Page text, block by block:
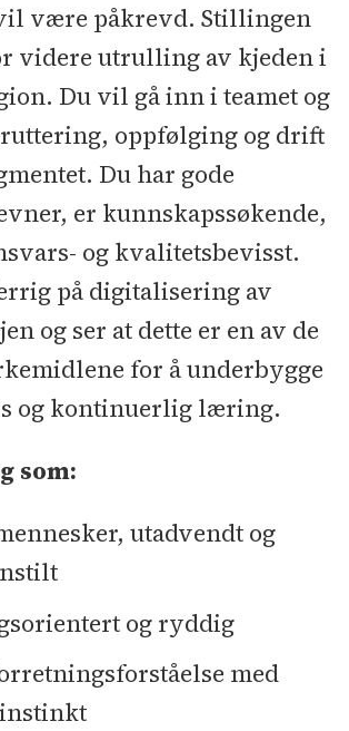
være påkrevd. Stillingen
videre utrulling av kjeden i
Du vil gå inn i teamet og
oppfølging og drift
Du har gode
er kunnskapssøkende,
og kvalitetsbevisst.
på digitalisering av
og ser at dette er en av de
for å underbygge
og kontinuerlig læring.
som:
utadvendt og
og ryddig
med